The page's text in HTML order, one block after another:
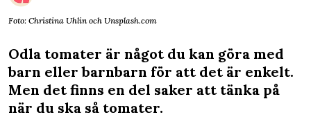
Foto: Christina Uhlin och Unsplash.com
Odla tomater är något du kan göra med
barn eller barnbarn för att det är enkelt.
Men det finns en del saker att tänka på
när du ska så tomater.